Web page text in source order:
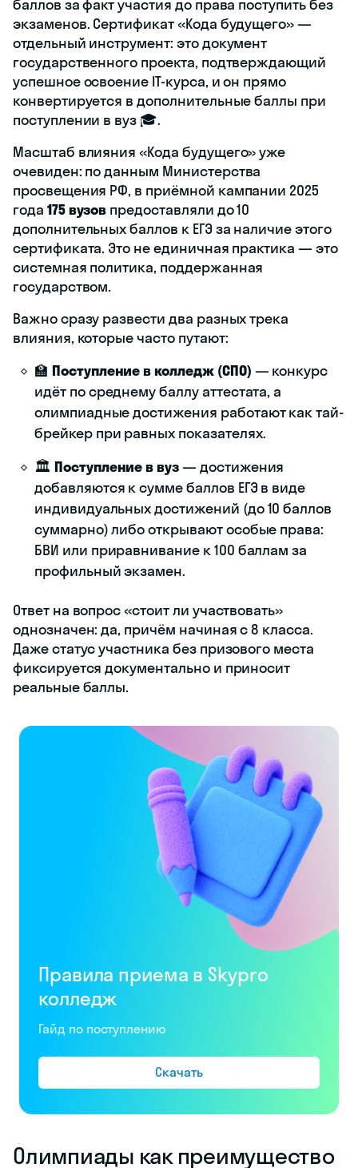
баллов за факт участия до права поступить без
экзаменов. Сертификат «Кода будущего» —
отдельный инструмент: это документ
государственного проекта, подтверждающий
успешное освоение IT-курса, и он прямо
конвертируется в дополнительные баллы при
поступлении в вуз 🎓.
Масштаб влияния «Кода будущего» уже
очевиден: по данным Министерства
просвещения РФ, в приёмной кампании 2025
года 175 вузов предоставляли до 10
дополнительных баллов к ЕГЭ за наличие этого
сертификата. Это не единичная практика — это
системная политика, поддержанная
государством.
Важно сразу развести два разных трека
влияния, которые часто путают:
🏫 Поступление в колледж (СПО) — конкурс
идёт по среднему баллу аттестата, а
олимпиадные достижения работают как тай-
брейкер при равных показателях.
🏛️ Поступление в вуз— достижения
добавляются к сумме баллов ЕГЭ в виде
индивидуальных достижений (до 10 баллов
суммарно) либо открывают особые права:
БВИ или приравнивание к 100 баллам за
профильный экзамен.
Ответ на вопрос «стоит ли участвовать»
однозначен: да, причём начиная с 8 класса.
Даже статус участника без призового места
фиксируется документально и приносит
реальные баллы.
Правила приема в Skypro
колледж
Гайд по поступлению
Скачать
Олимпиады как преимущество